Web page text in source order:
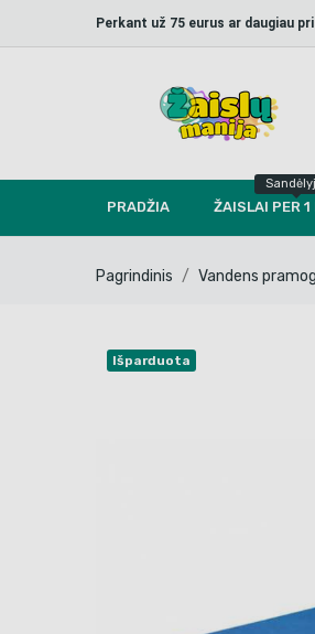
Perkant už 75 eurus ar daugiau
PRADŽIA ŽAISLAI PER 1
Pagrindinis Vandens
Išparduota